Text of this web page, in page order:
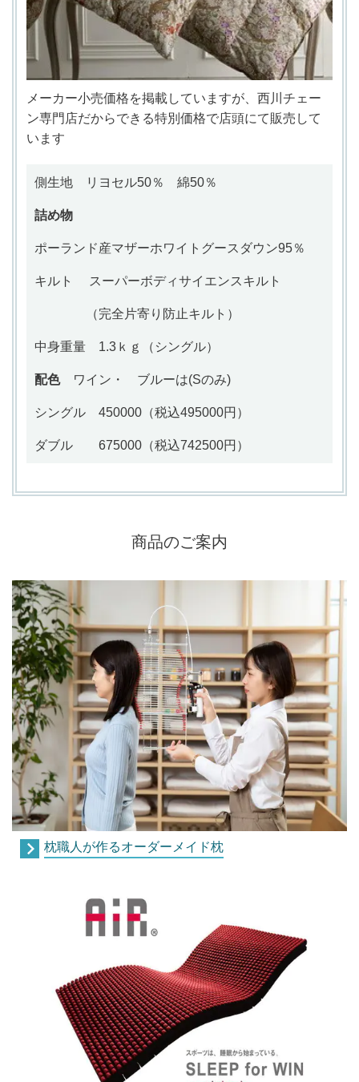
メーカー小売価格を掲載していますが、西川チェー
ン専門店だからできる特別価格で店頭にて販売して
います
側生地 リヨセル50％ 綿50％
詰め物
ポーランド産マザーホワイトグースダウン95％
キルト スーパーボディサイエンス キルト
（完全片寄り防止キルト）
中身重量 1.3 ｋｇ（シングル）
配色ワイン・ ブルーは(Sのみ)
シングル 450000（税込495000円）
ダブル 675000 （税込742500円）
商品のご案内
枕職人が作るオーダーメイド枕